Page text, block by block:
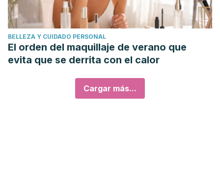
BELLEZA Y CUIDADO PERSONAL
El orden del maquillaje de verano que
evita que se derrita con el calor
Cargar más...